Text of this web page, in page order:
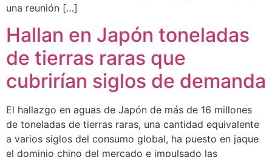
una reunión […]
Hallan en Japón toneladas
de tierras raras que
cubrirían siglos de demanda
El hallazgo en aguas de Japón de más de 16 millones
de toneladas de tierras raras, una cantidad equivalente
a varios siglos del consumo global, ha puesto en jaque
el dominio chino del mercado e impulsado las